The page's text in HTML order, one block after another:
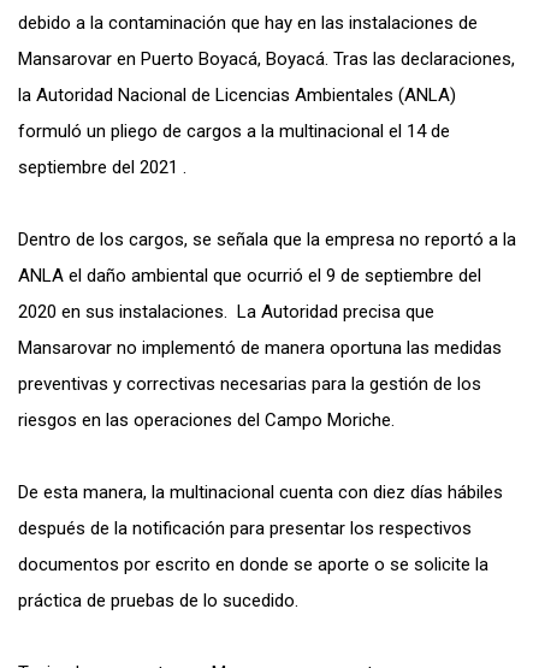
debido a la contaminación que hay en las instalaciones de
Mansarovar en Puerto Boyacá, Boyacá. Tras las declaraciones,
la Autoridad Nacional de Licencias Ambientales (ANLA)
formuló un pliego de cargos a la multinacional el 14 de
septiembre del 2021 .
Dentro de los cargos, se señala que la empresa no reportó a la
ANLA el daño ambiental que ocurrió el 9 de septiembre del
2020 en sus instalaciones. La Autoridad precisa que
Mansarovar no implementó de manera oportuna las medidas
preventivas y correctivas necesarias para la gestión de los
riesgos en las operaciones del Campo Moriche.
De esta manera, la multinacional cuenta con diez días hábiles
después de la notificación para presentar los respectivos
documentos por escrito en donde se aporte o se solicite la
práctica de pruebas de lo sucedido.